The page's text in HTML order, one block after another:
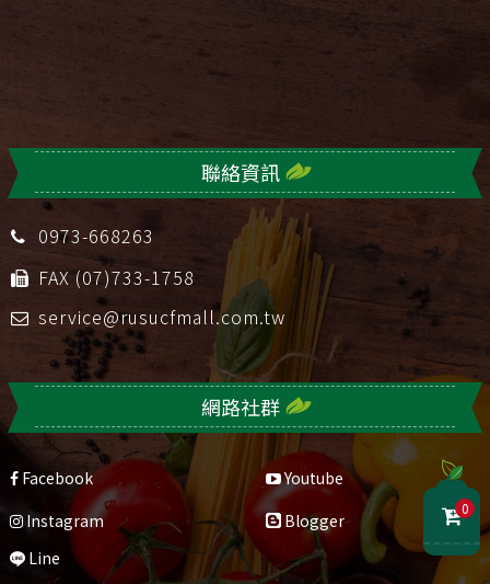
聯絡資訊
0973-668263
FAX (07)733-1758
service@rusucfmall.com.tw
網路社群
Facebook
Instagram
Line
Youtube
Blogger
0